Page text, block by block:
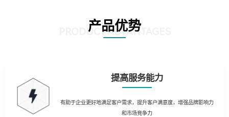
产品优势
PRODUCT ADVANTAGES
提高服务能力
有助于企业更好地满足客户需求，提升客户满意度，增强品牌影响力
和市场竞争力